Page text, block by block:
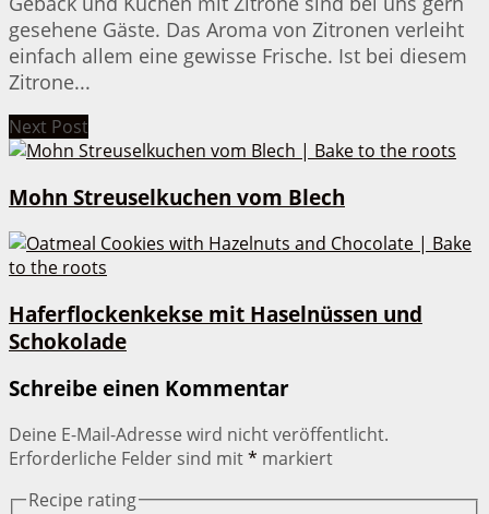
gesehene Gäste. Das Aroma von Zitronen verleiht
einfach allem eine gewisse Frische. Ist bei diesem
Zitrone...
Next Post
Mohn Streuselkuchen vom Blech
Haferflockenkekse mit Haselnüssen und
Schokolade
Schreibe einen Kommentar
Deine E-Mail-Adresse wird nicht veröffentlicht.
Erforderliche Felder sind mit* markiert
Recipe rating